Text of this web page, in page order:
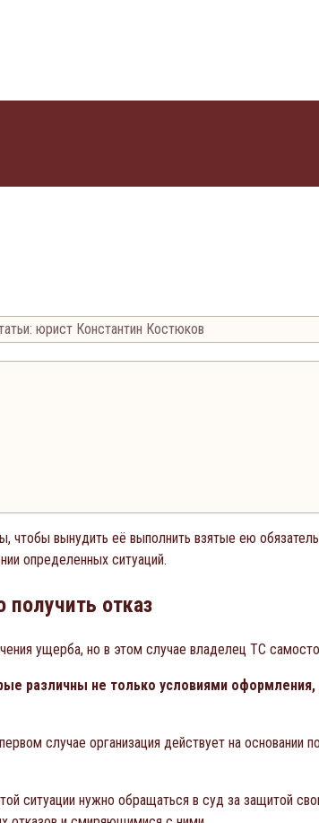
юрист Константин Костюков
вынудить её выполнить взятые ею
определенных ситуаций.
отказ
ущерба, но в этом случае владелец ТС
различны не только условиями
случае организация действует на
ситуации нужно обращаться в суд за защитой